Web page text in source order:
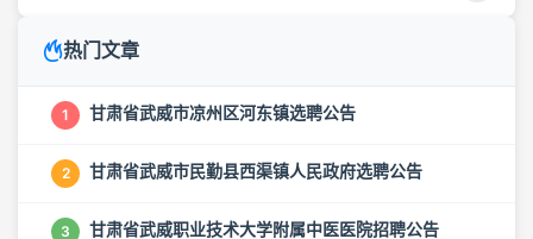
热门文章
1 甘肃省武威市凉州区河东镇选聘公告
2 甘肃省武威市民勤县西渠镇人民政府选聘公告
3 甘肃省武威职业技术大学附属中医医院招聘公告